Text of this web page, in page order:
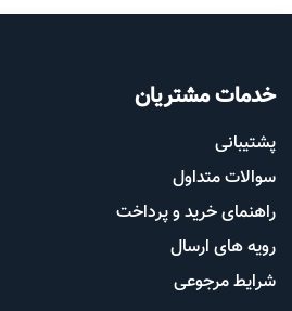
خدمات مشتریان
پشتیب​​انی
سوالات متداول
راهنمای خرید و پرداخت
رویه های ارسال
شرایط مرجوعی